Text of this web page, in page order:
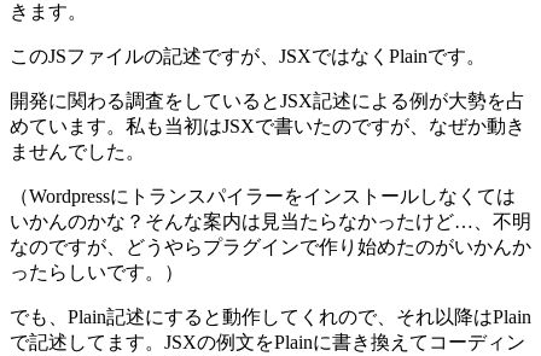
きます。
このJSファイルの記述ですが、JSXではなくPlainです。
開発に関わる調査をしているとJSX記述による例が大勢を占
めています。私も当初はJSXで書いたのですが、なぜか動き
ませんでした。
（Wordpressにトランスパイラーをインストールしなくては
いかんのかな？そんな案内は見当たらなかったけど…、不明
なのですが、どうやらプラグインで作り始めたのがいかんか
ったらしいです。）
でも、Plain記述にすると動作してくれので、それ以降はPlain
で記述してます。JSXの例文をPlainに書き換えてコーディン